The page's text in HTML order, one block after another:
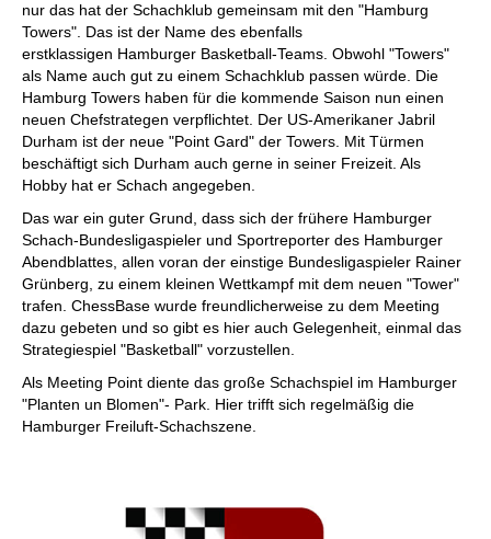
nur das hat der Schachklub gemeinsam mit den "Hamburg
Towers". Das ist der Name des ebenfalls
erstklassigen Hamburger Basketball-Teams. Obwohl "Towers"
als Name auch gut zu einem Schachklub passen würde. Die
Hamburg Towers haben für die kommende Saison nun einen
neuen Chefstrategen verpflichtet. Der US-Amerikaner Jabril
Durham ist der neue "Point Gard" der Towers. Mit Türmen
beschäftigt sich Durham auch gerne in seiner Freizeit. Als
Hobby hat er Schach angegeben.
Das war ein guter Grund, dass sich der frühere Hamburger
Schach-Bundesligaspieler und Sportreporter des Hamburger
Abendblattes, allen voran der einstige Bundesligaspieler Rainer
Grünberg, zu einem kleinen Wettkampf mit dem neuen "Tower"
trafen. ChessBase wurde freundlicherweise zu dem Meeting
dazu gebeten und so gibt es hier auch Gelegenheit, einmal das
Strategiespiel "Basketball" vorzustellen.
Als Meeting Point diente das große Schachspiel im Hamburger
"Planten un Blomen"- Park. Hier trifft sich regelmäßig die
Hamburger Freiluft-Schachszene.